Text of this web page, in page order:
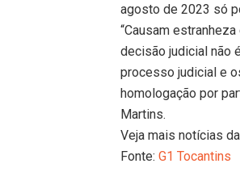
agosto de 2023 só
“Causam
decisão judicial não
processo judicial e
homologação por
Martins.
Veja mais notícias
Fonte:G1 Tocantins